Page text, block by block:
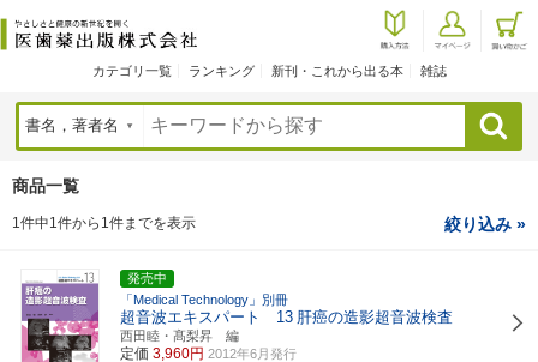
カテゴリ一覧 ランキング 新刊・これから出る本 雑誌
検索
商品一覧
1件中1件から1件までを表示 絞り込み »
発売中
「Medical Technology」別冊
超音波エキスパート 13 肝癌の造影超音波検査
西田睦・髙梨昇 編
定価 3,960円 2012年6月発行